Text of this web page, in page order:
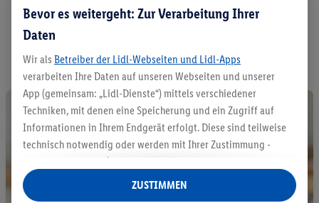
l
r
o
d
u
t
e
Bevor es weitergeht: Zur Verarbeitung Ihrer
Daten
Wir als Betreiber der Lidl-Webseiten und Lidl-Apps
verarbeiten Ihre Daten auf unseren Webseiten und unserer
App (gemeinsam: „Lidl-Dienste“) mittels verschiedener
Techniken, mit denen eine Speicherung und ein Zugriff auf
Informationen in Ihrem Endgerät erfolgt. Diese sind teilweise
technisch notwendig oder werden mit Ihrer Zustimmung -
auch durch Partner (u.a.
Verantwortliche; im Zusammenhang mit dem IAB TCF
insgesamt
ZUSTIMMEN